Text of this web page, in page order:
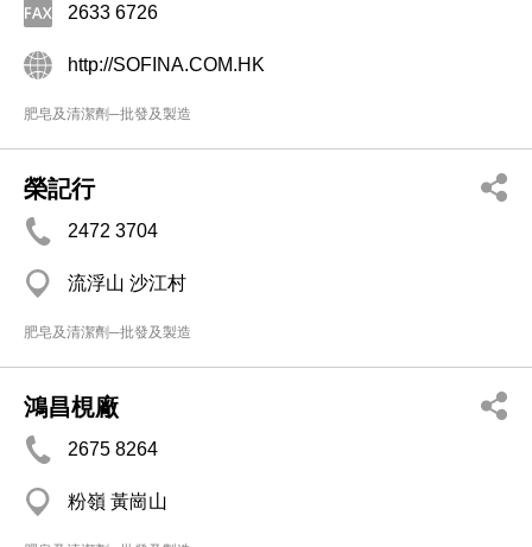
2633 6726
http://SOFINA.COM.HK
肥皂及清潔劑─批發及製造
榮記行
2472 3704
流浮山 沙江村
肥皂及清潔劑─批發及製造
鴻昌梘廠
2675 8264
粉嶺 黃崗山